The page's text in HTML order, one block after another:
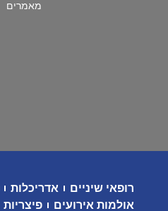
מאמרים
רופאי שיניים אדריכלות
אולמות אירועים
פיצריות